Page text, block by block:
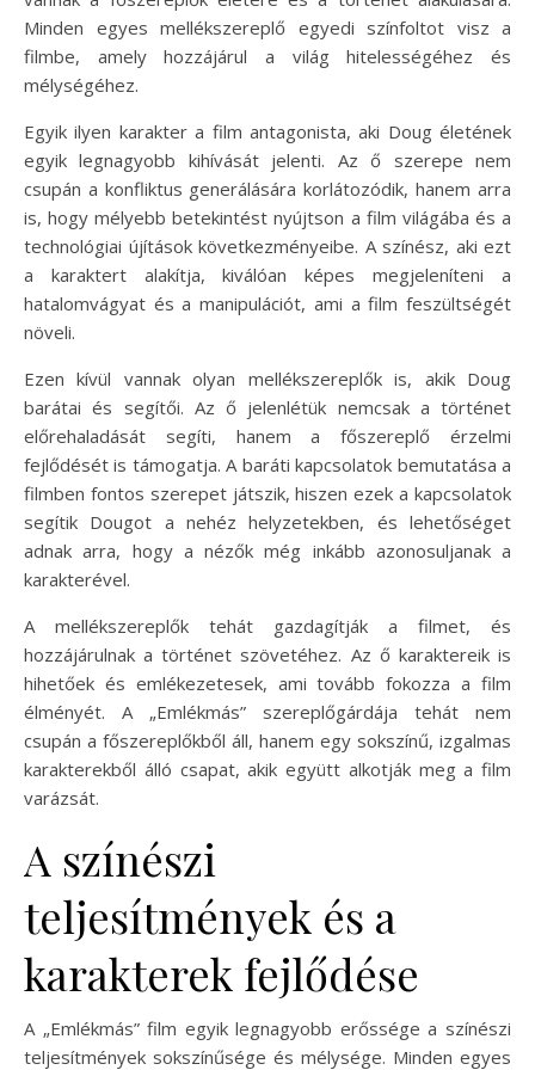
Minden egyes mellékszereplő egyedi színfoltot visz a
filmbe, amely hozzájárul a világ hitelességéhez és
mélységéhez.
Egyik ilyen karakter a film antagonista, aki Doug életének
egyik legnagyobb kihívását jelenti. Az ő szerepe nem
csupán a konfliktus generálására korlátozódik, hanem arra
is, hogy mélyebb betekintést nyújtson a film világába és a
technológiai újítások következményeibe. A színész, aki ezt
a karaktert alakítja, kiválóan képes megjeleníteni a
hatalomvágyat és a manipulációt, ami a film feszültségét
növeli.
Ezen kívül vannak olyan mellékszereplők is, akik Doug
barátai és segítői. Az ő jelenlétük nemcsak a történet
előrehaladását segíti, hanem a főszereplő érzelmi
fejlődését is támogatja. A baráti kapcsolatok bemutatása a
filmben fontos szerepet játszik, hiszen ezek a kapcsolatok
segítik Dougot a nehéz helyzetekben, és lehetőséget
adnak arra, hogy a nézők még inkább azonosuljanak a
karakterével.
A mellékszereplők tehát gazdagítják a filmet, és
hozzájárulnak a történet szövetéhez. Az ő karaktereik is
hihetőek és emlékezetesek, ami tovább fokozza a film
élményét. A „Emlékmás” szereplőgárdája tehát nem
csupán a főszereplőkből áll, hanem egy sokszínű, izgalmas
karakterekből álló csapat, akik együtt alkotják meg a film
varázsát.
A színészi
teljesítmények és a
karakterek fejlődése
A „Emlékmás” film egyik legnagyobb erőssége a színészi
teljesítmények sokszínűsége és mélysége. Minden egyes